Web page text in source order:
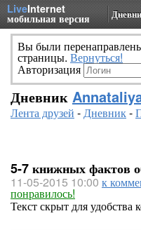
LiveInternet
мобильная версия
Вы были
страницы. Вернуться!
Авторизация
Дневник
Лента друзей -Дневник-
5-7 книжных фактов
11-05-2015 10:00 к
понравилось!
Текст скрыт для удобства